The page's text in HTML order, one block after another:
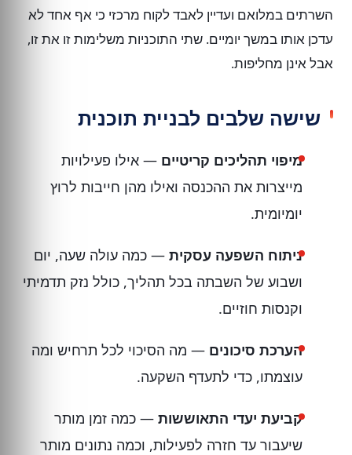
השרתים במלואם ועדיין לאבד לקוח מרכזי כי אף אחד לא
עדכן אותו במשך יומיים. שתי התוכניות משלימות זו את זו,
אבל אינן מחליפות.
שישה שלבים לבניית תוכנית
מיפוי תהליכים קריטיים — אילו פעילויות
מייצרות את ההכנסה ואילו מהן חייבות לרוץ
יומיומית.
ניתוח השפעה עסקית — כמה עולה שעה, יום
ושבוע של השבתה בכל תהליך, כולל נזק תדמיתי
וקנסות חוזיים.
הערכת סיכונים — מה הסיכוי לכל תרחיש ומה
עוצמתו, כדי לתעדף השקעה.
קביעת יעדי התאוששות — כמה זמן מותר
שיעבור עד חזרה לפעילות, וכמה נתונים מותר